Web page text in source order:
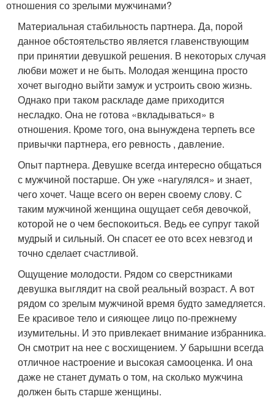
отношения со зрелыми мужчинами?
Материальная стабильность партнера. Да, порой
данное обстоятельство является главенствующим
при принятии девушкой решения. В некоторых случая
любви может и не быть. Молодая женщина просто
хочет выгодно выйти замуж и устроить свою жизнь.
Однако при таком раскладе даме приходится
несладко. Она не готова «вкладываться» в
отношения. Кроме того, она вынуждена терпеть все
привычки партнера, его ревность , давление.
Опыт партнера. Девушке всегда интересно общаться
с мужчиной постарше. Он уже «нагулялся» и знает,
чего хочет. Чаще всего он верен своему слову. С
таким мужчиной женщина ощущает себя девочкой,
которой не о чем беспокоиться. Ведь ее супруг такой
мудрый и сильный. Он спасет ее ото всех невзгод и
точно сделает счастливой.
Ощущение молодости. Рядом со сверстниками
девушка выглядит на свой реальный возраст. А вот
рядом со зрелым мужчиной время будто замедляется.
Ее красивое тело и сияющее лицо по-прежнему
изумительны. И это привлекает внимание избранника.
Он смотрит на нее с восхищением. У барышни всегда
отличное настроение и высокая самооценка. И она
даже не станет думать о том, на сколько мужчина
должен быть старше женщины.